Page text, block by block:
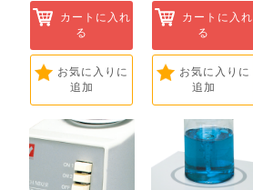
カートに入れ
る
お気に入りに
追加
カートに入れ
る
お気に入りに
追加